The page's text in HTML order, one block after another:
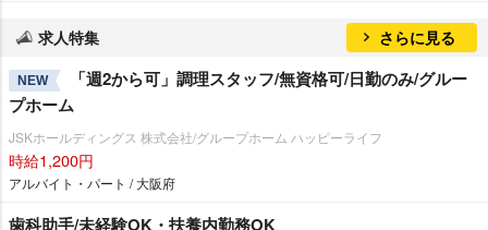
求人特集 さらに見る
NEW
「週2から可」調理スタッフ/無資格可/日勤のみ/グルー
プホーム
JSKホールディングス 株式会社/グループホーム ハッピーライフ
時給1,200円
アルバイト・パート / 大阪府
歯科助手/未経験OK・扶養内勤務OK